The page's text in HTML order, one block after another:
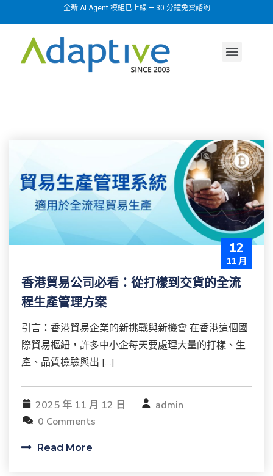
全新 AI Agent 模組已上線 — 30 分鐘免費諮詢
12
11 月
香港貿易公司必看：從打樣到交貨的全流
程生產管理方案
引言：香港貿易企業的新挑戰與新機會 在香港這個國
際貿易樞紐，許多中小企每天要處理大量的打樣、生
產、品質檢驗與出 […]
2025 年 11 月 12 日
admin
0 Comments
Read More